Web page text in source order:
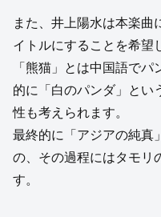
また、井上陽水は本楽曲
イトルにすることを希望
「熊猫」とは中国語で
的に「白のパンダ」とい
性も考えられます。
最終的に「アジアの純真
の、その過程にはタモリ
す。